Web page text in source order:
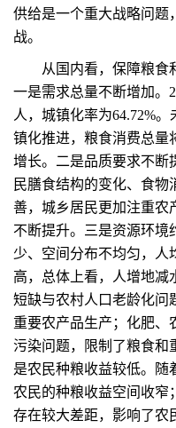
供给是一个重大战略问题
战。
从国内看，保障粮食和
一是需求总量不断增加。
人，城镇化率为64.72%
镇化推进，粮食消费总量
增长。二是品质要求不断
民膳食结构的变化、食
善，城乡居民更加注重农
不断提升。三是资源环境
少、空间分布不均匀，人
高，总体上看，人增地减
短缺与农村人口老龄化问
重要农产品生产；化肥、
污染问题，限制了粮食和
是农民种粮收益较低。随
农民的种粮收益空间收窄
存在较大差距，影响了农